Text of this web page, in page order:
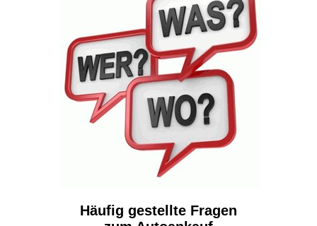
Häufig gestellte Fragen